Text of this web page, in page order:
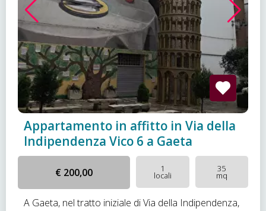
Appartamento in affitto in Via della
Indipendenza Vico 6 a Gaeta
€ 200,00 1
locali
35
mq
A Gaeta, nel tratto iniziale di Via della Indipendenza,